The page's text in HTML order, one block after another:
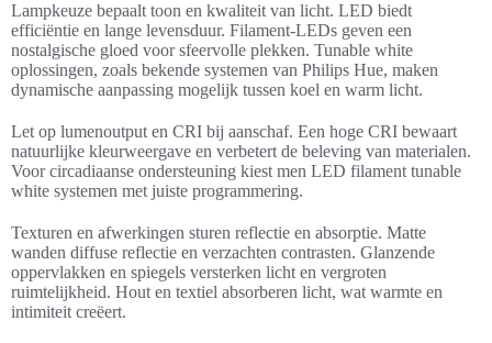
Lampkeuze bepaalt toon en kwaliteit van licht. LED biedt
efficiëntie en lange levensduur. Filament-LEDs geven een
nostalgische gloed voor sfeervolle plekken. Tunable white
oplossingen, zoals bekende systemen van Philips Hue, maken
dynamische aanpassing mogelijk tussen koel en warm licht.
Let op lumenoutput en CRI bij aanschaf. Een hoge CRI bewaart
natuurlijke kleurweergave en verbetert de beleving van materialen.
Voor circadiaanse ondersteuning kiest men LED filament tunable
white systemen met juiste programmering.
Texturen en afwerkingen sturen reflectie en absorptie. Matte
wanden diffuse reflectie en verzachten contrasten. Glanzende
oppervlakken en spiegels versterken licht en vergroten
ruimtelijkheid. Hout en textiel absorberen licht, wat warmte en
intimiteit creëert.